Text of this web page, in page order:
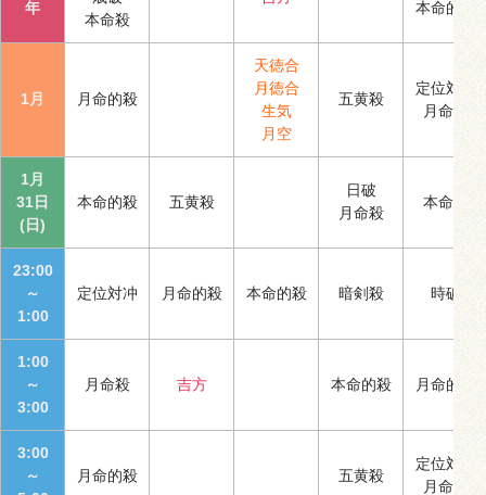
年
本命殺
本命的殺
1月 月命的殺
天徳合
月徳合
生気
月空
五黄殺
定位対冲
月命殺
1月
31日
(日)
本命的殺 五黄殺
日破
月命殺
本命殺
23:00
～
1:00
定位対冲 月命的殺 本命的殺 暗剣殺 時破
1:00
～
3:00
月命殺 吉方 本命的殺 月命的殺
3:00
～
月命的殺 五黄殺
定位対冲
月命殺